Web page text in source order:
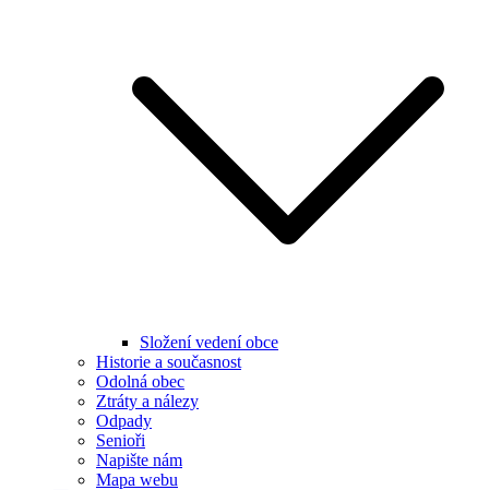
Složení vedení obce
Historie a současnost
Odolná obec
Ztráty a nálezy
Odpady
Senioři
Napište nám
Mapa webu